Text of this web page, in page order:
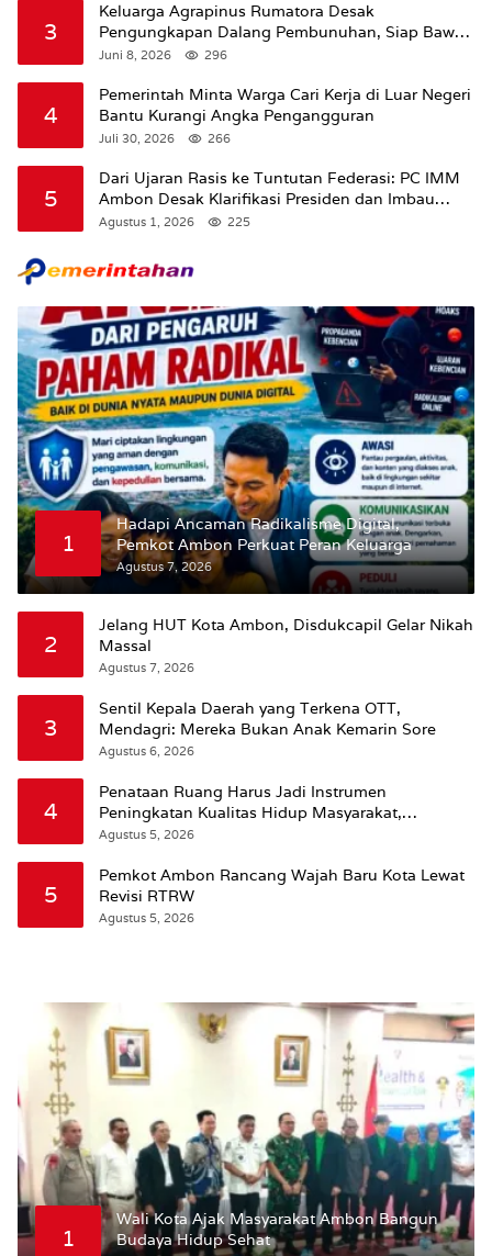
3
Keluarga Agrapinus Rumatora Desak
Pengungkapan Dalang Pembunuhan, Siap Bawa
Kasus ke Komisi III DPR RI
Juni 8, 2026 296
4
Pemerintah Minta Warga Cari Kerja di Luar Negeri
Bantu Kurangi Angka Pengangguran
Juli 30, 2026 266
5
Dari Ujaran Rasis ke Tuntutan Federasi: PC IMM
Ambon Desak Klarifikasi Presiden dan Imbau
Tunda Pengibaran Bendera Merah Putih Di
Agustus 1, 2026 225
1
Hadapi Ancaman Radikalisme Digital,
Pemkot Ambon Perkuat Peran Keluarga
Agustus 7, 2026
2
Jelang HUT Kota Ambon, Disdukcapil Gelar Nikah
Massal
Agustus 7, 2026
3
Sentil Kepala Daerah yang Terkena OTT,
Mendagri: Mereka Bukan Anak Kemarin Sore
Agustus 6, 2026
4
Penataan Ruang Harus Jadi Instrumen
Peningkatan Kualitas Hidup Masyarakat,
Wattimena: Revisi RT-RW Ditetapkan Pemkot
Agustus 5, 2026
5
Pemkot Ambon Rancang Wajah Baru Kota Lewat
Revisi RTRW
Agustus 5, 2026
1
Wali Kota Ajak Masyarakat Ambon Bangun
Budaya Hidup Sehat